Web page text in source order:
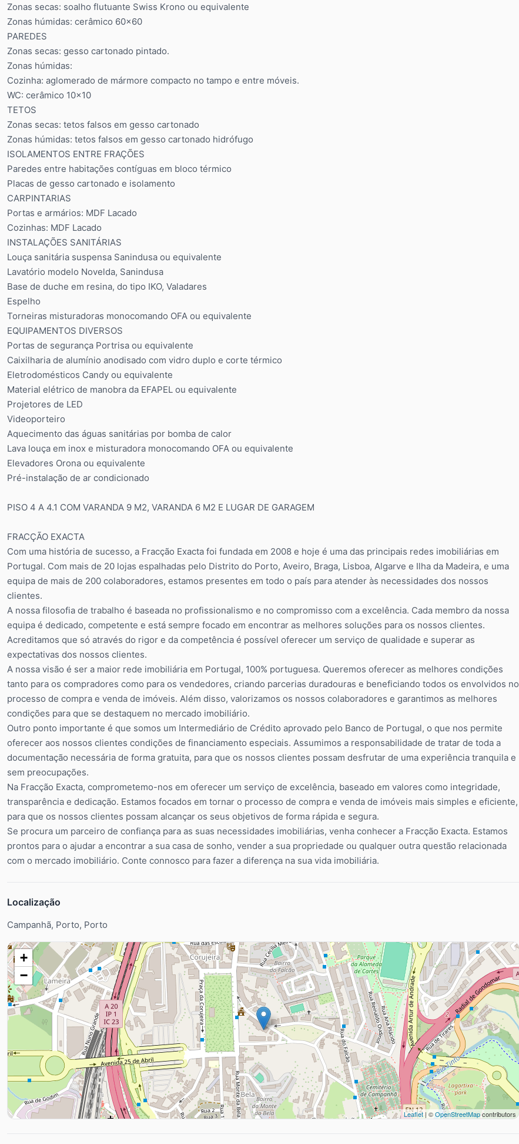
Zonas secas: soalho flutuante Swiss Krono ou equivalente
Zonas húmidas: cerâmico 60x60
PAREDES
Zonas secas: gesso cartonado pintado.
Zonas húmidas:
Cozinha: aglomerado de mármore compacto no tampo e entre móveis.
WC: cerâmico 10x10
TETOS
Zonas secas: tetos falsos em gesso cartonado
Zonas húmidas: tetos falsos em gesso cartonado hidrófugo
ISOLAMENTOS ENTRE FRAÇÕES
Paredes entre habitações contíguas em bloco térmico
Placas de gesso cartonado e isolamento
CARPINTARIAS
Portas e armários: MDF Lacado
Cozinhas: MDF Lacado
INSTALAÇÕES SANITÁRIAS
Louça sanitária suspensa Sanindusa ou equivalente
Lavatório modelo Novelda, Sanindusa
Base de duche em resina, do tipo IKO, Valadares
Espelho
Torneiras misturadoras monocomando OFA ou equivalente
EQUIPAMENTOS DIVERSOS
Portas de segurança Portrisa ou equivalente
Caixilharia de alumínio anodisado com vidro duplo e corte térmico
Eletrodomésticos Candy ou equivalente
Material elétrico de manobra da EFAPEL ou equivalente
Projetores de LED
Videoporteiro
Aquecimento das águas sanitárias por bomba de calor
Lava louça em inox e misturadora monocomando OFA ou equivalente
Elevadores Orona ou equivalente
Pré-instalação de ar condicionado
PISO 4 A 4.1 COM VARANDA 9 M2, VARANDA 6 M2 E LUGAR DE GARAGEM
FRACÇÃO EXACTA
Com uma história de sucesso, a Fracção Exacta foi fundada em 2008 e hoje é uma das principais redes imobiliárias em
Portugal. Com mais de 20 lojas espalhadas pelo Distrito do Porto, Aveiro, Braga, Lisboa, Algarve e Ilha da Madeira, e uma
equipa de mais de 200 colaboradores, estamos presentes em todo o país para atender às necessidades dos nossos
clientes.
A nossa filosofia de trabalho é baseada no profissionalismo e no compromisso com a excelência. Cada membro da nossa
equipa é dedicado, competente e está sempre focado em encontrar as melhores soluções para os nossos clientes.
Acreditamos que só através do rigor e da competência é possível oferecer um serviço de qualidade e superar as
expectativas dos nossos clientes.
A nossa visão é ser a maior rede imobiliária em Portugal, 100% portuguesa. Queremos oferecer as melhores condições
tanto para os compradores como para os vendedores, criando parcerias duradouras e beneficiando todos os envolvidos no
processo de compra e venda de imóveis. Além disso, valorizamos os nossos colaboradores e garantimos as melhores
condições para que se destaquem no mercado imobiliário.
Outro ponto importante é que somos um Intermediário de Crédito aprovado pelo Banco de Portugal, o que nos permite
oferecer aos nossos clientes condições de financiamento especiais. Assumimos a responsabilidade de tratar de toda a
documentação necessária de forma gratuita, para que os nossos clientes possam desfrutar de uma experiência tranquila e
sem preocupações.
Na Fracção Exacta, comprometemo-nos em oferecer um serviço de excelência, baseado em valores como integridade,
transparência e dedicação. Estamos focados em tornar o processo de compra e venda de imóveis mais simples e eficiente,
para que os nossos clientes possam alcançar os seus objetivos de forma rápida e segura.
Se procura um parceiro de confiança para as suas necessidades imobiliárias, venha conhecer a Fracção Exacta. Estamos
prontos para o ajudar a encontrar a sua casa de sonho, vender a sua propriedade ou qualquer outra questão relacionada
com o mercado imobiliário. Conte connosco para fazer a diferença na sua vida imobiliária.
Localização
Campanhã, Porto, Porto
+
−
Leaflet | ©OpenStreetMapcontributors